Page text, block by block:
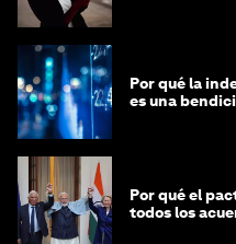
Por qué la
es una
Por qué el
todos los